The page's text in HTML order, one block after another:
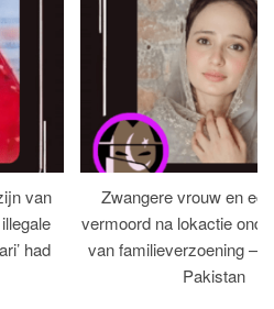
van
had
Zwangere vrouw en
vermoord na lokactie
van familieverzoening –
Pakistan